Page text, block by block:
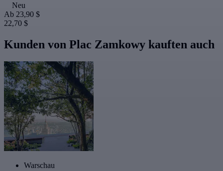
Neu
Ab 23,90 $
22,70 $
Kunden von Plac Zamkowy kauften auch
Warschau